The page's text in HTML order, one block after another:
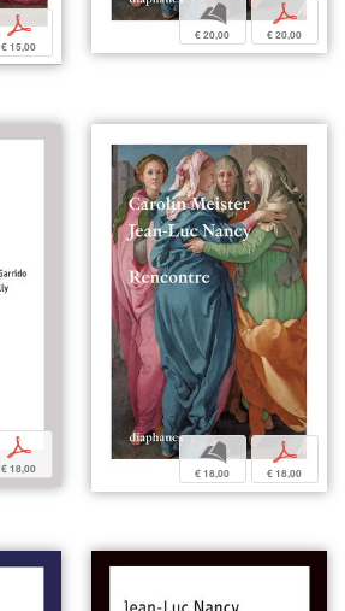
p
€ 15,00
b
€ 20,00
p
€ 20,00
p
€ 18,00
b
€ 18,00
p
€ 18,00